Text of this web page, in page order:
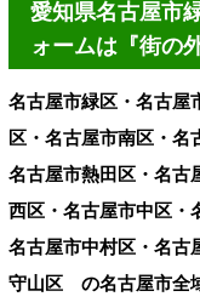
愛知県名古屋市
ォームは『街の
名古屋市緑区・名古屋
区・名古屋市南区・名
名古屋市熱田区・名古
西区・名古屋市中区・
名古屋市中村区・名古
守山区 の名古屋市全